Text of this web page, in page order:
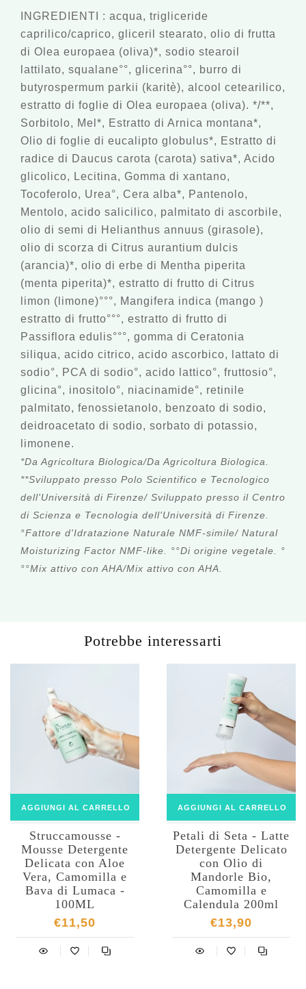
INGREDIENTI
: acqua, trigliceride
caprilico/caprico, gliceril stearato, olio di frutta
di Olea europaea (oliva)*, sodio stearoil
lattilato, squalane°°, glicerina°°, burro di
butyrospermum parkii (karitè), alcool cetearilico,
estratto di foglie di Olea europaea (oliva). */**,
Sorbitolo, Mel*, Estratto di Arnica montana*,
Olio di foglie di eucalipto globulus*, Estratto di
radice di Daucus carota (carota) sativa*, Acido
glicolico, Lecitina, Gomma di xantano,
Tocoferolo, Urea°, Cera alba*, Pantenolo,
Mentolo, acido salicilico, palmitato di ascorbile,
olio di semi di Helianthus annuus (girasole),
olio di scorza di Citrus aurantium dulcis
(arancia)*, olio di erbe di Mentha piperita
(menta piperita)*, estratto di frutto di Citrus
limon (limone)°°°, Mangifera indica (mango )
estratto di frutto°°°, estratto di frutto di
Passiflora edulis°°°, gomma di Ceratonia
siliqua, acido citrico, acido ascorbico, lattato di
sodio°, PCA di sodio°, acido lattico°, fruttosio°,
glicina°, inositolo°, niacinamide°, retinile
palmitato, fenossietanolo, benzoato di sodio,
deidroacetato di sodio, sorbato di potassio,
limonene.
*Da Agricoltura Biologica/Da Agricoltura Biologica.
**Sviluppato presso Polo Scientifico e Tecnologico
dell'Università di Firenze/ Sviluppato presso il Centro
di Scienza e Tecnologia dell'Università di Firenze.
°Fattore d'Idratazione Naturale NMF-simile/ Natural
Moisturizing Factor NMF-like. °°Di origine vegetale. °
°°Mix attivo con AHA/Mix attivo con AHA.
Potrebbe interessarti
AGGIUNGI AL CARRELLO
Struccamousse -
Mousse Detergente
Delicata con Aloe
Vera, Camomilla e
Bava di Lumaca -
100ML
€11,50
AGGIUNGI AL CARRELLO
Petali di Seta - Latte
Detergente Delicato
con Olio di
Mandorle Bio,
Camomilla e
Calendula 200ml
€13,90